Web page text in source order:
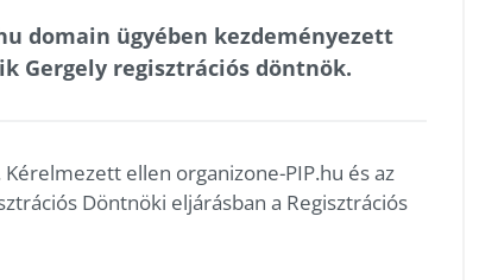
domain ügyében kezdeményezett
Gergely regisztrációs döntnök.
ellen organizone-PIP.hu és az
Döntnöki eljárásban a Regisztrációs